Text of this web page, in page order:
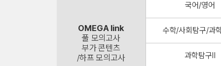
OMEGA link
풀 모의고사
부가 콘텐츠
/하프 모의고사
국어/영어
수학/사회탐구/과
과학탐구Ⅱ